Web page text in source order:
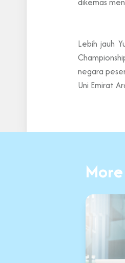
Lebih jauh
negara
Uni Emirat